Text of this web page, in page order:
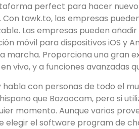
perfect para hacer
Con tawk.to, las empresas
Las empresas pueden
móvil para dispositivos iOS y
marcha. Proporciona una gran
vivo, y a funciones avanzadas
habla con personas de todo el
que Bazoocam, pero si
momento. Aunque varios
elegir el software program de